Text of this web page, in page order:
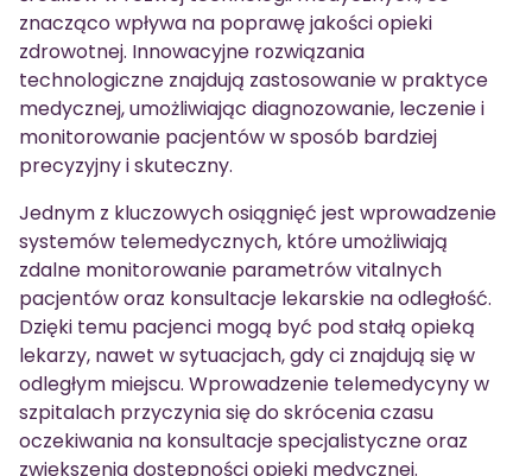
znacząco wpływa na poprawę jakości opieki
zdrowotnej. Innowacyjne rozwiązania
technologiczne znajdują zastosowanie w praktyce
medycznej, umożliwiając diagnozowanie, leczenie i
monitorowanie pacjentów w sposób bardziej
precyzyjny i skuteczny.
Jednym z kluczowych osiągnięć jest wprowadzenie
systemów telemedycznych, które umożliwiają
zdalne monitorowanie parametrów vitalnych
pacjentów oraz konsultacje lekarskie na odległość.
Dzięki temu pacjenci mogą być pod stałą opieką
lekarzy, nawet w sytuacjach, gdy ci znajdują się w
odległym miejscu. Wprowadzenie telemedycyny w
szpitalach przyczynia się do skrócenia czasu
oczekiwania na konsultacje specjalistyczne oraz
zwiększenia dostępności opieki medycznej.